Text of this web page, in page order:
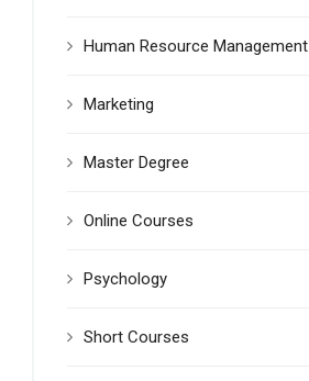
Human Resource Management
Marketing
Master Degree
Online Courses
Psychology
Short Courses